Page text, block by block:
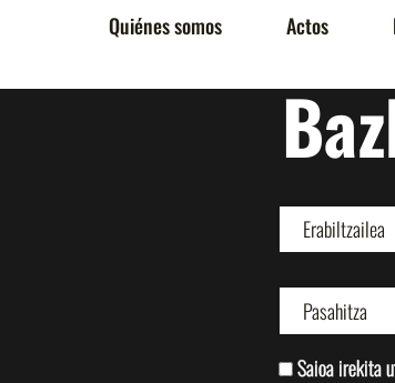
Quiénes somos Actos
Saioa irekita